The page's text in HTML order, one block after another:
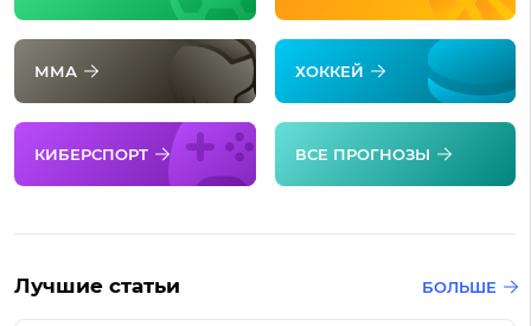
ММА ХОККЕЙ
КИБЕРСПОРТ ВСЕ ПРОГНОЗЫ
Лучшие статьи БОЛЬШЕ